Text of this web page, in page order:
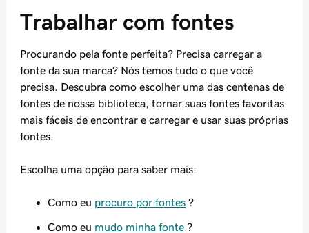
Trabalhar com fontes
Procurando pela fonte perfeita? Precisa carregar a
fonte da sua marca? Nós temos tudo o que você
precisa. Descubra como escolher uma das centenas de
fontes de nossa biblioteca, tornar suas fontes favoritas
mais fáceis de encontrar e carregar e usar suas próprias
fontes.
Escolha uma opção para saber mais:
Como eu procuro por fontes ?
Como eu mudo minha fonte ?